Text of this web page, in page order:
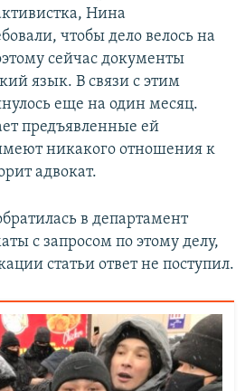
Нина
чтобы дело велось на
сейчас документы
язык. В связи с этим
еще на один месяц.
предъявленные ей
никакого отношения к
адвокат.
в департамент
с запросом по этому делу,
статьи ответ не поступил.